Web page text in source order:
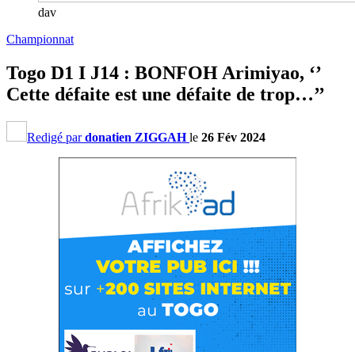
dav
Championnat
Togo D1 I J14 : BONFOH Arimiyao, ‘’
Cette défaite est une défaite de trop…’’
Redigé pardonatien ZIGGAH le 26 Fév 2024